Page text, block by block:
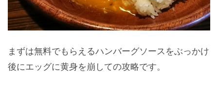
まずは無料でもらえるハンバーグソースをぶっかけ
後にエッグに黄身を崩しての攻略です。